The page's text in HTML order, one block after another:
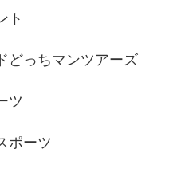
ト
どっちマンツアーズ
ツ
ポーツ